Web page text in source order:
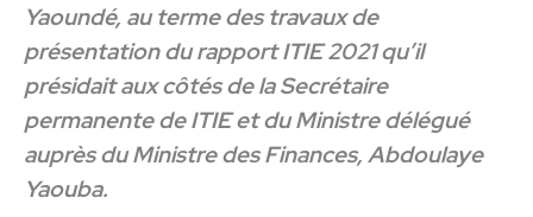
Yaoundé, au terme des travaux de
présentation du rapport ITIE 2021 qu’il
présidait aux côtés de la Secrétaire
permanente de ITIE et du Ministre délégué
auprès du Ministre des Finances, Abdoulaye
Yaouba.